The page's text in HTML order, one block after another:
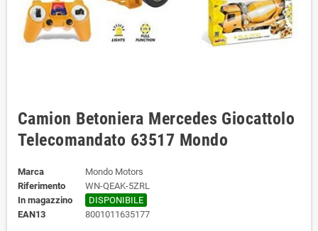
Camion Betoniera Mercedes Giocattolo
Telecomandato 63517 Mondo
Marca
Mondo Motors
Riferimento
WN-QEAK-5ZRL
In magazzino
DISPONIBILE
EAN13
8001011635177